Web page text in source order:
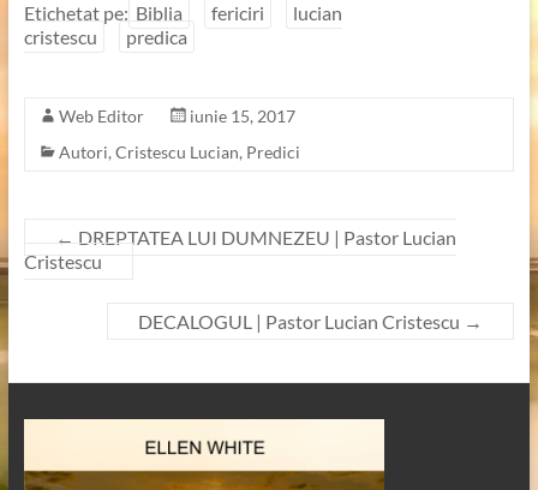
Etichetat pe: Biblia fericiri
lucian
cristescu
predica
Web Editor
iunie 15, 2017
Autori, Cristescu Lucian, Predici
← DREPTATEA LUI DUMNEZEU | Pastor Lucian
Cristescu
DECALOGUL | Pastor Lucian Cristescu →